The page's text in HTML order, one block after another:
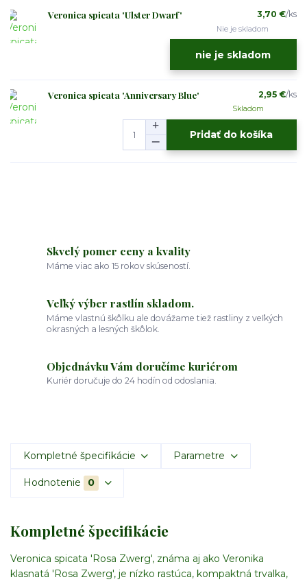
Veronica spicata 'Ulster Dwarf' 3,70 €/ks
Nie je skladom
nie je skladom
Veronica spicata 'Anniversary Blue' 2,95 €/ks
Skladom
Pridať do košíka
Skvelý pomer ceny a kvality
Máme viac ako 15 rokov skúseností.
Veľký výber rastlín skladom.
Máme vlastnú škôlku ale dovážame tiež rastliny z veľkých
okrasných a lesných škôlok.
Objednávku Vám doručíme kuriérom
Kuriér doručuje do 24 hodín od odoslania.
Kompletné špecifikácie Parametre
Hodnotenie 0
Kompletné špecifikácie
Veronica spicata 'Rosa Zwerg', známa aj ako Veronika
klasnatá 'Rosa Zwerg', je nízko rastúca, kompaktná trvalka,